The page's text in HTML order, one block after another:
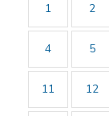
1
2
4 5
11 12